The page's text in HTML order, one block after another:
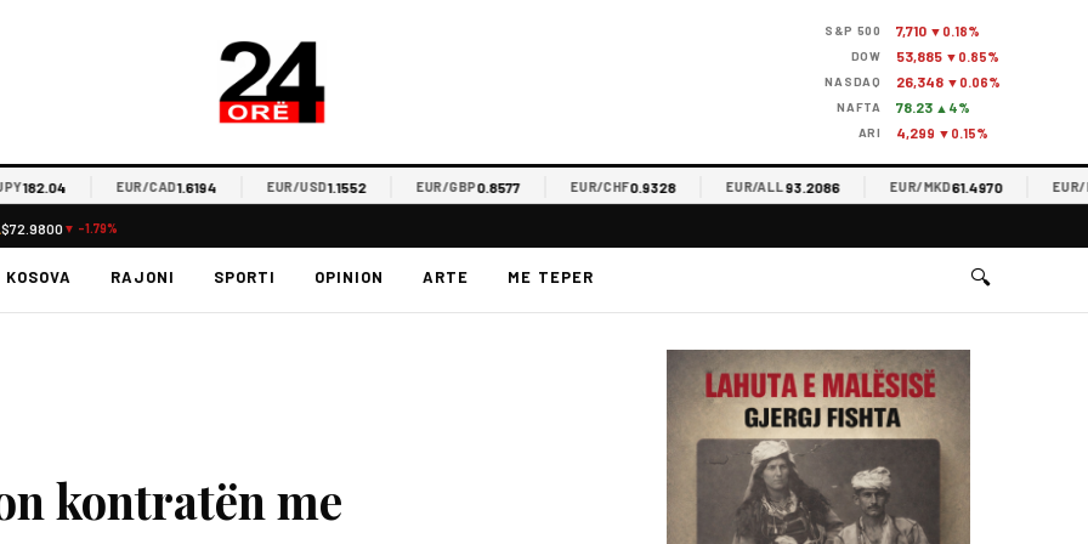
S&P 500 7,710 ▼0.18%
DOW 53,885 ▼0.85%
NASDAQ 26,348 ▼0.06%
NAFTA 78.23 ▲4%
ARI 4,299 ▼0.15%
182.04 EUR/CAD1.6194 EUR/USD1.1552 EUR/GBP0.8577 EUR/CHF0.9328 EUR/ALL93.2086 EUR/MKD61.4970 EUR/
$72.9800 ▼ -1.79%
KOSOVA RAJONI SPORTI OPINION ARTE ME TEPER 🔍
kontratën me